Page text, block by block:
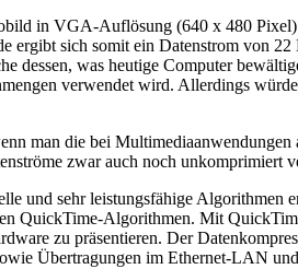
in VGA-Auflösung (640 x 480
sich somit ein Datenstrom von
dessen, was heutige Computer
verwendet wird. Allerdings
man die bei
zwar auch noch unkomprimiert
und sehr leistungsfähige
QuickTime-Algorithmen. Mit
zu präsentieren. Der
Übertragungen im Ethernet-LAN